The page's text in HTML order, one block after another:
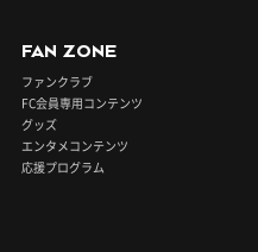
FAN ZONE
ファンクラブ
FC会員専用コンテンツ
グッズ
エンタメコンテンツ
応援プログラム